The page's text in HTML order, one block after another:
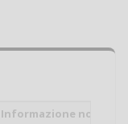
Informazione non